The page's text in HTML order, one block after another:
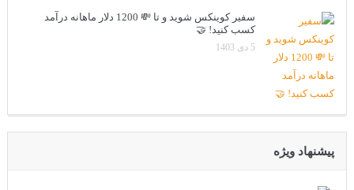
سفیر کوینکس شوید و تا 💸 1200 دلار ماهانه درآمد
کسب کنید! 🤝
5 دی 1403
پیشنهاد ویژه